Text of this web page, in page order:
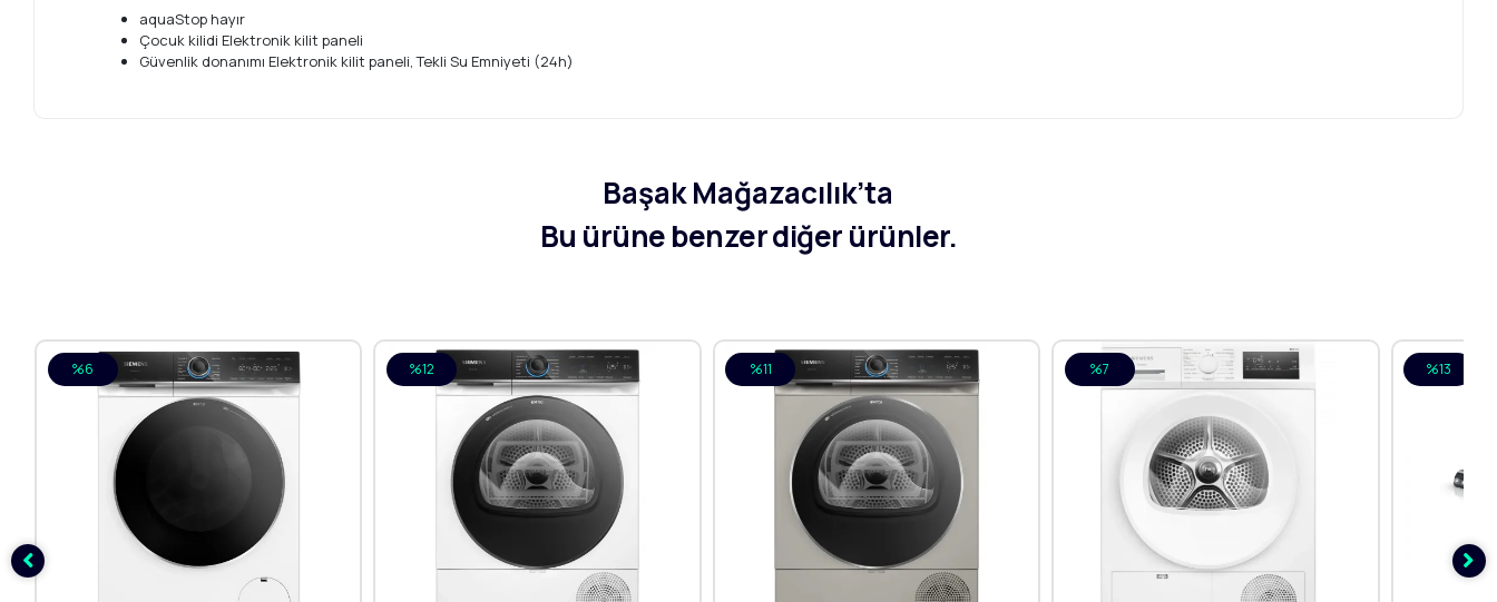
aquaStop hayır
Çocuk kilidi Elektronik kilit paneli
Güvenlik donanımı Elektronik kilit paneli, Tekli Su Emniyeti (24h)
Başak Mağazacılık’ta
Bu ürüne benzer diğer ürünler.
%6 %12 %11 %7 %13